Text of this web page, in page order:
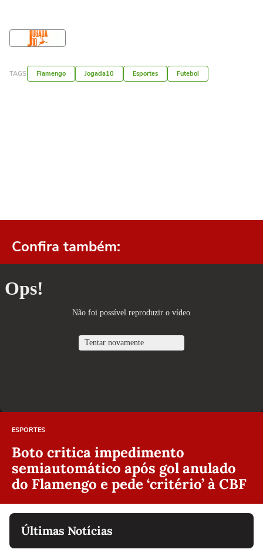
TAGS Flamengo Jogada10 Esportes Futebol
Confira também:
ESPORTES
Boto critica impedimento
semiautomático após gol anulado
do Flamengo e pede ‘critério’ à CBF
Últimas Notícias